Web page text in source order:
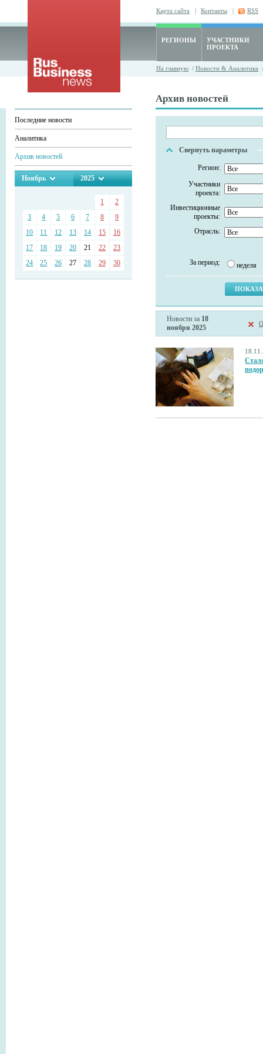
Карта сайта | Контакты | RSS
РЕГИОНЫ
УЧАСТНИКИ
ПРОЕКТА
На главную / Новости & Аналитика
Последние новости
Аналитика
Архив новостей
Ноябрь 2025
1
2
3
4 5 6 7 8
9
10
11 12 13 14 15
16
17
18 19 20 21 22
23
24
25 26 27 28 29 30
Архив новостей
Свернуть параметры
Регион:
Участники
проекта:
Инвестиционные
проекты:
Отрасль:
За период: неделя
Новости за 18
ноября 2025